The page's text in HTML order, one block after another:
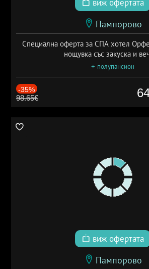
виж офертата
Пампорово
Специална оферта за СПА хотел
нощувка със закуска и
+ полупансион
-35%
98.65€
виж офертата
Пампорово